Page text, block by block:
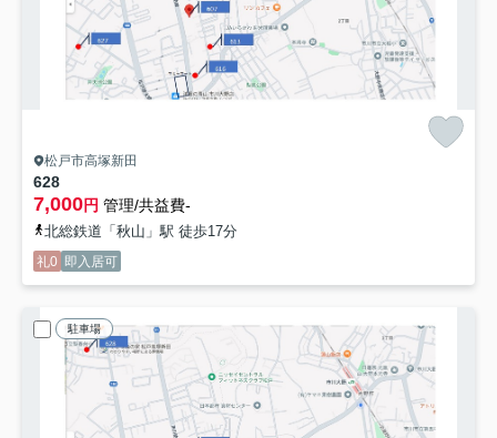
松戸市高塚新田
628
7,000円 管理/共益費-
北総鉄道「秋山」駅 徒歩17分
礼0 即入居可
駐車場